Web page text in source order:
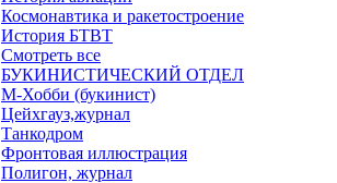
Космонавтика и ракетостроение
История БТВТ
Смотреть все
БУКИНИСТИЧЕСКИЙ ОТДЕЛ
М-Хобби (букинист)
Цейхгауз,журнал
Танкодром
Фронтовая иллюстрация
Полигон, журнал